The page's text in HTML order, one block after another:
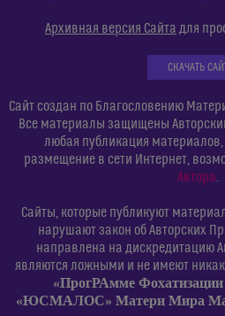
Архивная версия Сайта для
СКАЧАТЬ
Сайт создан по Благословению
Все материалы защищены
любая публикация
размещение в сети Интернет,
Автора.
Сайты, которые публикуют
нарушают закон об Авторских
направлена на дискредитацию
являются ложными и не имеют
«ПрогРАмме
«ЮСМАЛОС» Матери Мира